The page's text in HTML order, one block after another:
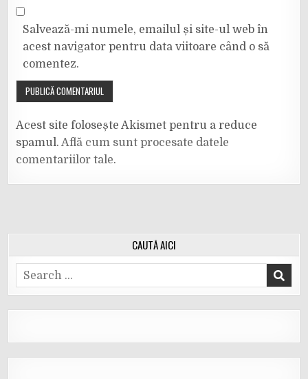
Salvează-mi numele, emailul și site-ul web în
acest navigator pentru data viitoare când o să
comentez.
Acest site folosește Akismet pentru a reduce
spamul.Află cum sunt procesate datele
comentariilor tale.
CAUTĂ AICI
Search
for: